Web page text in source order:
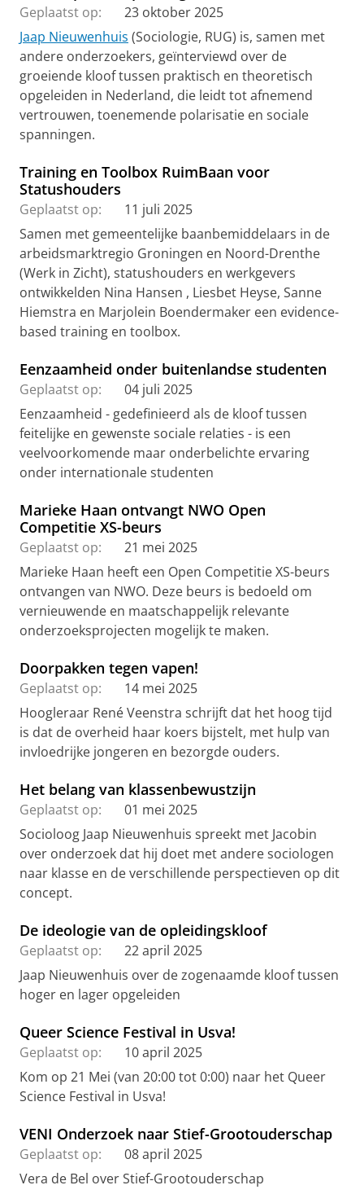
Geplaatst op:
23 oktober 2025
Jaap Nieuwenhuis (Sociologie, RUG) is, samen met
andere onderzoekers, geïnterviewd over de
groeiende kloof tussen praktisch en theoretisch
opgeleiden in Nederland, die leidt tot afnemend
vertrouwen, toenemende polarisatie en sociale
spanningen.
Training en Toolbox RuimBaan voor
Statushouders
Geplaatst op:
11 juli 2025
Samen met gemeentelijke baanbemiddelaars in de
arbeidsmarktregio Groningen en Noord-Drenthe
(Werk in Zicht), statushouders en werkgevers
ontwikkelden Nina Hansen , Liesbet Heyse, Sanne
Hiemstra en Marjolein Boendermaker een evidence-
based training en toolbox.
Eenzaamheid onder buitenlandse studenten
Geplaatst op:
04 juli 2025
Eenzaamheid - gedefinieerd als de kloof tussen
feitelijke en gewenste sociale relaties - is een
veelvoorkomende maar onderbelichte ervaring
onder internationale studenten
Marieke Haan ontvangt NWO Open
Competitie XS-beurs
Geplaatst op:
21 mei 2025
Marieke Haan heeft een Open Competitie XS-beurs
ontvangen van NWO. Deze beurs is bedoeld om
vernieuwende en maatschappelijk relevante
onderzoeksprojecten mogelijk te maken.
Doorpakken tegen vapen!
Geplaatst op:
14 mei 2025
Hoogleraar René Veenstra schrijft dat het hoog tijd
is dat de overheid haar koers bijstelt, met hulp van
invloedrijke jongeren en bezorgde ouders.
Het belang van klassenbewustzijn
Geplaatst op:
01 mei 2025
Socioloog Jaap Nieuwenhuis spreekt met Jacobin
over onderzoek dat hij doet met andere sociologen
naar klasse en de verschillende perspectieven op dit
concept.
De ideologie van de opleidingskloof
Geplaatst op:
22 april 2025
Jaap Nieuwenhuis over de zogenaamde kloof tussen
hoger en lager opgeleiden
Queer Science Festival in Usva!
Geplaatst op:
10 april 2025
Kom op 21 Mei (van 20:00 tot 0:00) naar het Queer
Science Festival in Usva!
VENI Onderzoek naar Stief-Grootouderschap
Geplaatst op:
08 april 2025
Vera de Bel over Stief-Grootouderschap